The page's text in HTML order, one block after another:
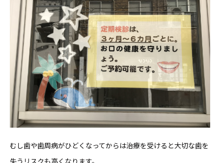
むし歯や歯周病がひどくなってからは治療を受けると大切な歯を
失うリスクも高くなります。